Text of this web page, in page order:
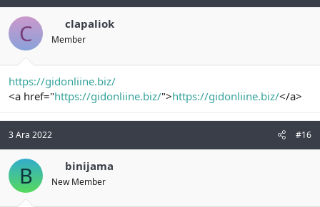
C clapaliok
Member
https://gidonliine.biz/
<a href="https://gidonliine.biz/">https://gidonliine.biz/</a>
3 Ara 2022 #16
B binijama
New Member